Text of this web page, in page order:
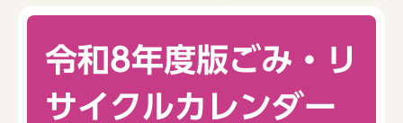
令和8年度版ごみ・リ
サイクルカレンダー